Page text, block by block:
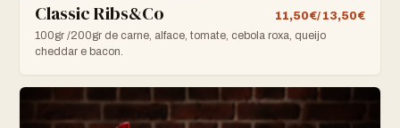
Classic Ribs&Co
11,50€/ 13,50€
100gr /200gr de carne, alface, tomate, cebola roxa, queijo
cheddar e bacon.